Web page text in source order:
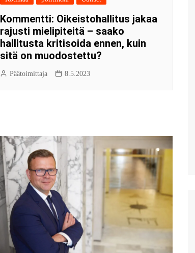
Kommentti: Oikeistohallitus jakaa
rajusti mielipiteitä – saako
hallitusta kritisoida ennen, kuin
sitä on muodostettu?
Päätoimittaja 8.5.2023